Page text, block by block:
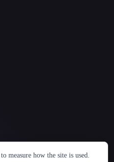
Русский 简体中文
measure how the site is used.